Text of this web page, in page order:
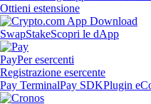
Ottieni estensione
SwapStakeScopri le dApp
PayPer esercenti
Registrazione esercente
Pay TerminalPay SDKPlugin